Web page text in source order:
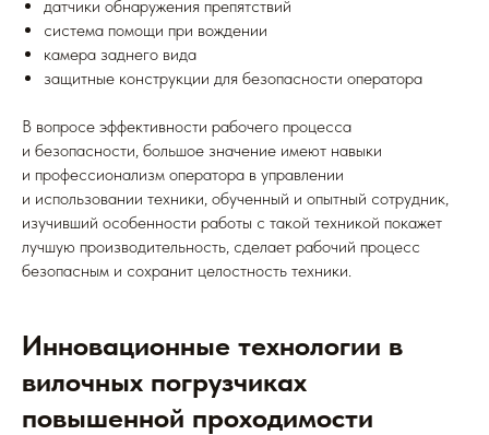
датчики обнаружения препятствий
система помощи при вождении
камера заднего вида
защитные конструкции для безопасности оператора
В вопросе эффективности рабочего процесса
и безопасности, большое значение имеют навыки
и профессионализм оператора в управлении
и использовании техники, обученный и опытный сотрудник,
изучивший особенности работы с такой техникой покажет
лучшую производительность, сделает рабочий процесс
безопасным и сохранит целостность техники.
Инновационные технологии в
вилочных погрузчиках
повышенной проходимости